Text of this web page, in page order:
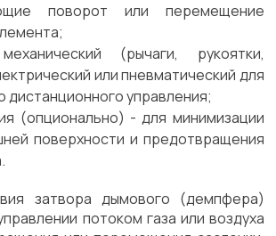
поворот или перемещение
(рычаги, рукоятки,
или пневматический для
дистанционного управления;
(опционально) - для минимизации
поверхности и предотвращения
затвора дымового (демпфера)
потоком газа или воздуха